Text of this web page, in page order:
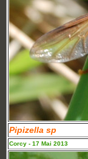
Pipizella sp
Corcy - 17 Mai 2013